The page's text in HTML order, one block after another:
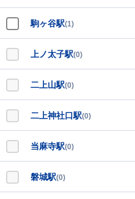
駒ヶ谷駅(1)
上ノ太子駅(0)
二上山駅(0)
二上神社口駅(0)
当麻寺駅(0)
磐城駅(0)